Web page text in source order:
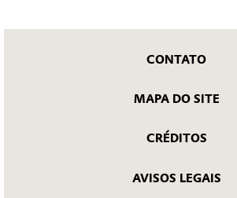
CONTATO
MAPA DO SITE
CRÉDITOS
AVISOS LEGAIS